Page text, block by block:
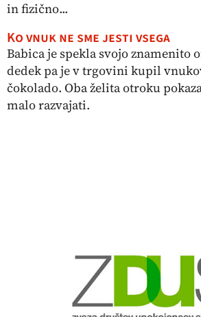
in fizično...
Ko vnuk ne sme jesti vsega
Babica je spekla svojo znamenito
dedek pa je v trgovini kupil
čokolado. Oba želita otroku
malo razvajati.